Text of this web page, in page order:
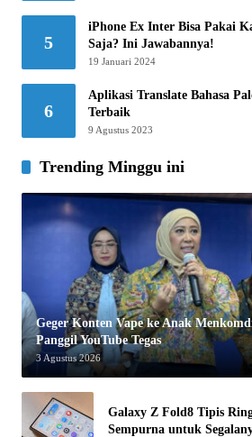
5
iPhone Ex Inter Bisa Pakai
Saja? Ini Jawabannya!
19 Januari 2024
6
Aplikasi Translate Bahasa
Terbaik
9 Agustus 2023
Trending Minggu ini
Geger Konten Vape ke Anak
Panggil YouTube Tegas
3 Agustus 2026
Galaxy Z Fold8 Tipis
Sempurna untuk